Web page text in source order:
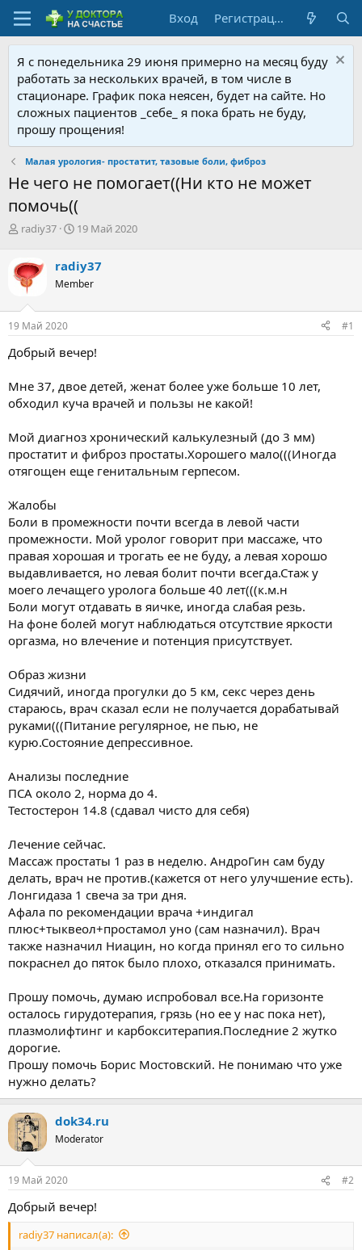
Вход Регистрация
Я с понедельника 29 июня примерно на месяц буду
работать за нескольких врачей, в том числе в
стационаре. График пока неясен, будет на сайте. Но
сложных пациентов _себе_ я пока брать не буду,
прошу прощения!
Малая урология- простатит, тазовые боли, фиброз
Не чего не помогает((Ни кто не может
помочь((
А
о
р
е
м
ы
radiy37
Д
а
н
ч
а
19 Май 2020
radiy37
Member
19 Май 2020 #1
Добрый вечер!
Мне 37, двое детей, женат более уже больше 10 лет,
обходил куча врачей и пользы не какой!
Мой диагноз хронический калькулезный (до 3 мм)
простатит и фиброз простаты.Хорошего мало(((Иногда
отягощен еще генитальным герпесом.
Жалобы
Боли в промежности почти всегда в левой части
промежности. Мой уролог говорит при массаже, что
правая хорошая и трогать ее не буду, а левая хорошо
выдавливается, но левая болит почти всегда.Стаж у
моего лечащего уролога больше 40 лет(((к.м.н
Боли могут отдавать в яичке, иногда слабая резь.
На фоне болей могут наблюдаться отсутствие яркости
оргазма, но влечение и потенция присутствует.
Образ жизни
Сидячий, иногда прогулки до 5 км, секс через день
стараюсь, врач сказал если не получается дорабатывай
руками(((Питание регулярное, не пью, не
курю.Состояние депрессивное.
Анализы последние
ПСА около 2, норма до 4.
Тестостерон 14.8 (сдавал чисто для себя)
Лечение сейчас.
Массаж простаты 1 раз в неделю. АндроГин сам буду
делать, врач не против.(кажется от него улучшение есть).
Лонгидаза 1 свеча за три дня.
Афала по рекомендации врача +индигал
плюс+тыквеол+простамол уно (сам назначил). Врач
также назначил Ниацин, но когда принял его то сильно
покраснел до пяток было плохо, отказался принимать.
Прошу помочь, думаю испробовал все.На горизонте
осталось гирудотерапия, грязь (но ее у нас пока нет),
плазмолифтинг и карбокситерапия.Последние 2 жутко
дорогие.
Прошу помочь Борис Мостовский. Не понимаю что уже
нужно делать?
dok34.ru
Moderator
19 Май 2020 #2
Добрый вечер!
radiy37 написал(а):